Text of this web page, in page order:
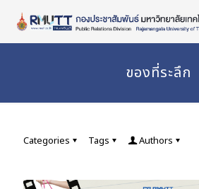
Content
ของที่ระลึก
Categories Tags Authors